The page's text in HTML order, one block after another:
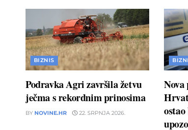
BIZNIS
Podravka Agri završila žetvu
ječma s rekordnim prinosima
BY NOVINE.HR 22. SRPNJA 2026.